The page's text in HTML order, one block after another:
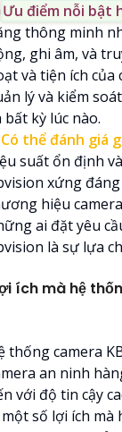
Ưu điểm nỗi bật
thông minh
ghi âm, và
và tiện ích
lý và kiểm
bất kỳ lúc nào.
Có thể đánh giá
suất ổn định
xứng
hiệu
ai đặt yêu
là sự lựa
ích mà hệ
thống camera
an ninh
với độ tin cậy
số lợi ích mà